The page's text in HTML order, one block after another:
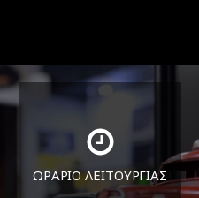
ΩΡΑΡΙΟ ΛΕΙΤΟΥΡΓΙΑΣ